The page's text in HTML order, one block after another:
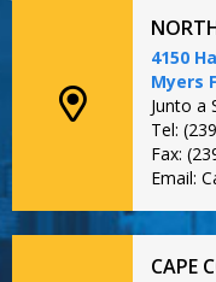
4150
Myers
Junto a
Tel:
Fax:
Email:
CAPE